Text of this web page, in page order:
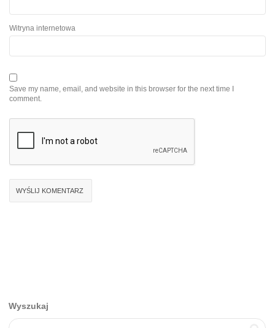
Witryna internetowa
Save my name, email, and website in this browser for the next time I
comment.
Wyszukaj